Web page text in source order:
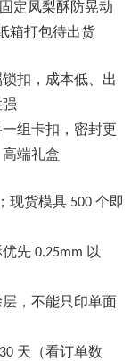
定凤梨酥防晃动
箱打包待出货
扣，成本低、出
组卡扣，密封更
端礼盒
现货模具 500 个即
优先 0.25mm 以
，不能只印单面
天（看订单数